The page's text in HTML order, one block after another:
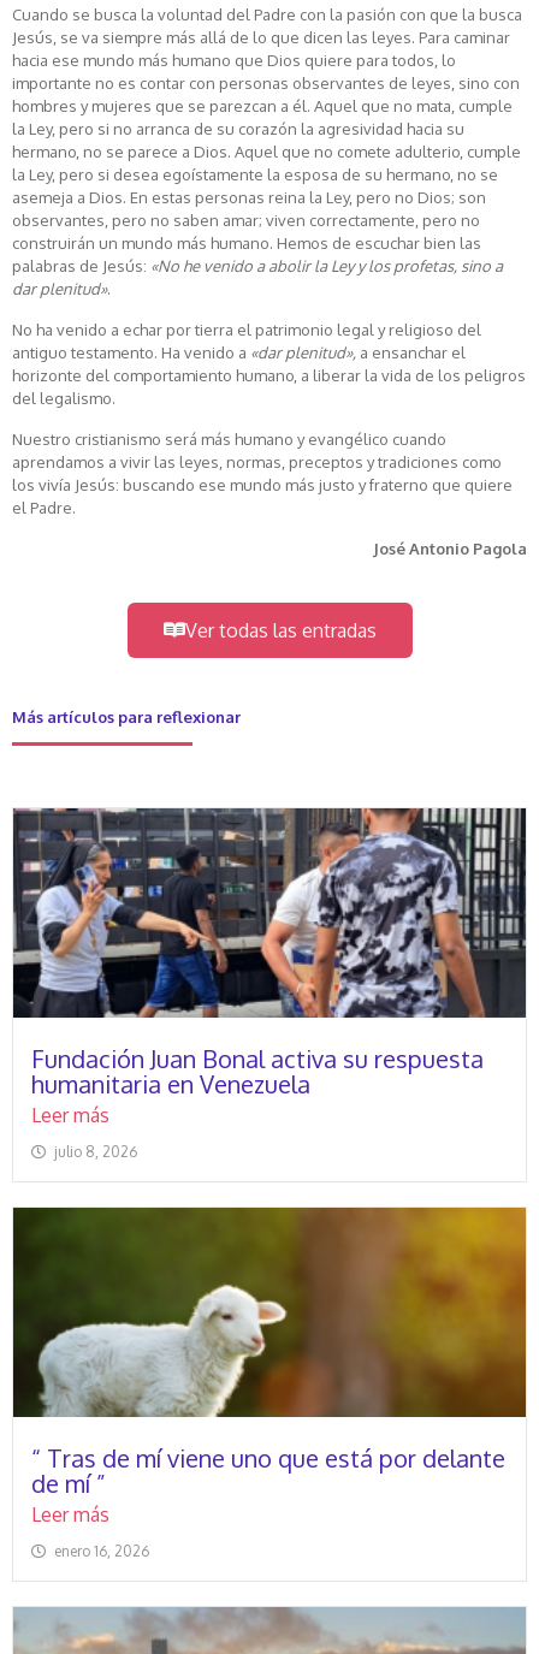
Más artículos para reflexionar
Fundación Juan Bonal activa su respuesta
humanitaria en Venezuela
Leer más
julio 8, 2026
“ Tras de mí viene uno que está por delante
de mí ”
Leer más
enero 16, 2026
Cuando se busca la voluntad del Padre con la pasión con que la busca
Jesús, se va siempre más allá de lo que dicen las leyes. Para caminar
hacia ese mundo más humano que Dios quiere para todos, lo
importante no es contar con personas observantes de leyes, sino con
hombres y mujeres que se parezcan a él. Aquel que no mata, cumple
la Ley, pero si no arranca de su corazón la agresividad hacia su
hermano, no se parece a Dios. Aquel que no comete adulterio, cumple
la Ley, pero si desea egoístamente la esposa de su hermano, no se
asemeja a Dios. En estas personas reina la Ley, pero no Dios; son
observantes, pero no saben amar; viven correctamente, pero no
construirán un mundo más humano. Hemos de escuchar bien las
palabras de Jesús: «No he venido a abolir la Ley y los profetas, sino a
dar plenitud».
No ha venido a echar por tierra el patrimonio legal y religioso del
antiguo testamento. Ha venido a «dar plenitud», a ensanchar el
horizonte del comportamiento humano, a liberar la vida de los peligros
del legalismo.
Nuestro cristianismo será más humano y evangélico cuando
aprendamos a vivir las leyes, normas, preceptos y tradiciones como
los vivía Jesús: buscando ese mundo más justo y fraterno que quiere
el Padre.
José Antonio Pagola
Ver todas las entradas